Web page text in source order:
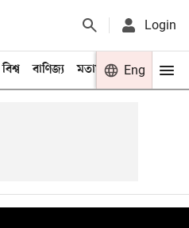
Login
বিশ্ব বাণিজ্য মতামত খেলা
Eng